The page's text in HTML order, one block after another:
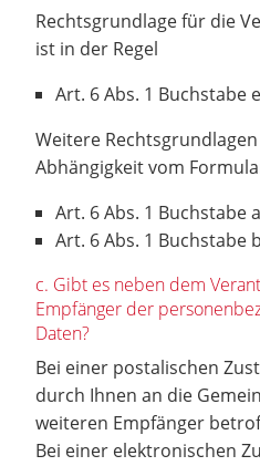
Rechtsgrundlage für die
ist in der Regel
Art. 6 Abs. 1 Buchstabe
Weitere
Abhängigkeit vom
Art. 6 Abs. 1 Buchstabe
Art. 6 Abs. 1 Buchstabe
c. Gibt es neben dem
Empfänger der
Daten?
Bei einer postalischen
durch Ihnen an die
weiteren Empfänger
Bei einer elektronischen